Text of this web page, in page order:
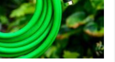
نیازهای
شما